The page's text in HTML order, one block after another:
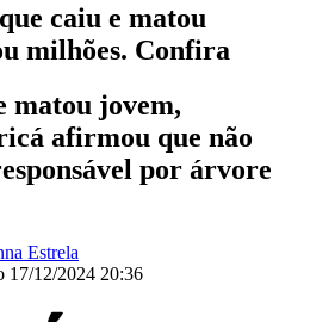
caiu e matou
milhões. Confira
matou jovem,
afirmou que não
por árvore
Estrela
17/12/2024 20:36